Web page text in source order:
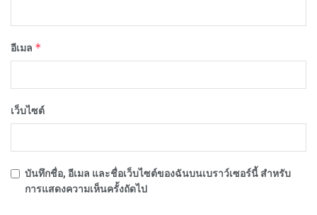
อีเมล *
เว็บไซต์
บันทึกชื่อ, อีเมล และชื่อเว็บไซต์ของฉันบนเบราว์เซอร์นี้ สำหรับ
การแสดงความเห็นครั้งถัดไป